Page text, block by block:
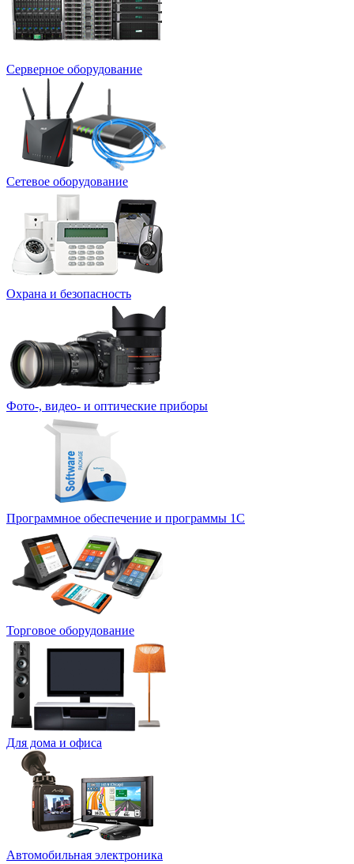
Серверное оборудование
Сетевое оборудование
Охрана и безопасность
Фото-, видео- и оптические приборы
Программное обеспечение и программы 1С
Торговое оборудование
Для дома и офиса
Автомобильная электроника